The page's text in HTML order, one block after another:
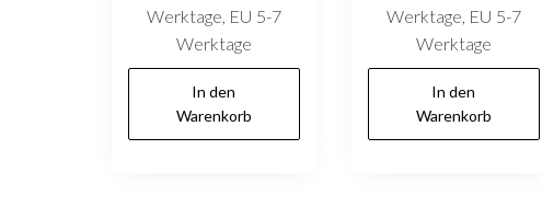
Werktage, EU 5-7
Werktage
In den
Warenkorb
Werktage, EU 5-7
Werktage
In den
Warenkorb